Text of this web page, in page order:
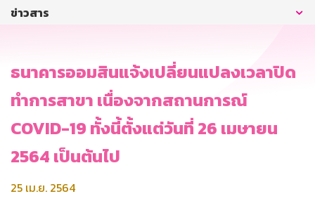
ข่าวสาร
ธนาคารออมสินแจ้งเปลี่ยนแปลงเวลาปิด
ทำการสาขา เนื่องจากสถานการณ์
COVID-19 ทั้งนี้ตั้งแต่วันที่ 26 เมษายน
2564 เป็นต้นไป
25 เม.ย. 2564